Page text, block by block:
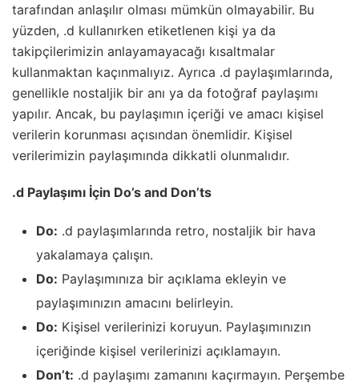
tarafından anlaşılır olması mümkün olmayabilir. Bu
yüzden, .d kullanırken etiketlenen kişi ya da
takipçilerimizin anlayamayacağı kısaltmalar
kullanmaktan kaçınmalıyız. Ayrıca .d paylaşımlarında,
genellikle nostaljik bir anı ya da fotoğraf paylaşımı
yapılır. Ancak, bu paylaşımın içeriği ve amacı kişisel
verilerin korunması açısından önemlidir. Kişisel
verilerimizin paylaşımında dikkatli olunmalıdır.
.d Paylaşımı İçin Do’s and Don’ts
Do: .d paylaşımlarında retro, nostaljik bir hava
yakalamaya çalışın.
Do: Paylaşımınıza bir açıklama ekleyin ve
paylaşımınızın amacını belirleyin.
Do: Kişisel verilerinizi koruyun. Paylaşımınızın
içeriğinde kişisel verilerinizi açıklamayın.
Don’t: .d paylaşımı zamanını kaçırmayın. Perşembe